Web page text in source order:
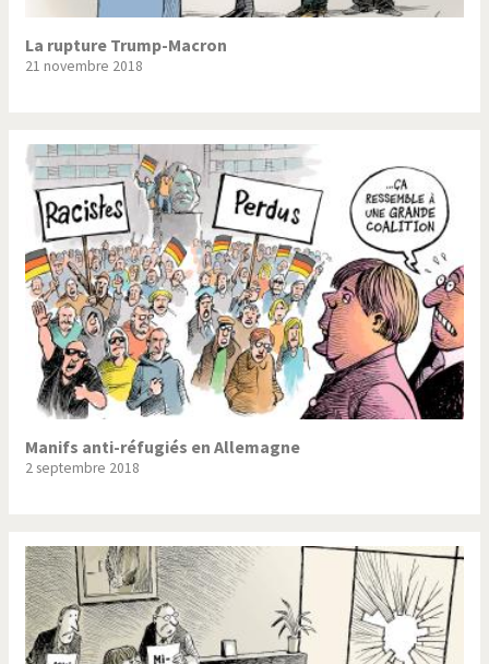
La rupture Trump-Macron
21 novembre 2018
Manifs anti-réfugiés en Allemagne
2 septembre 2018